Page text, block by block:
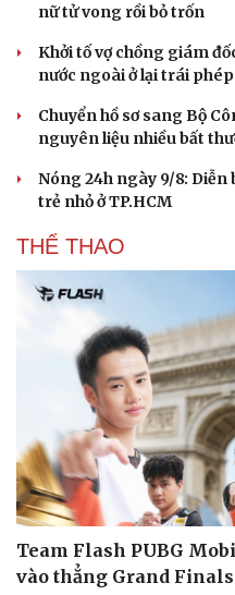
nữ tử vong rồi bỏ trốn
Khởi tố vợ chồng giám
nước ngoài ở lại trái phép
Chuyển hồ sơ sang Bộ
nguyên liệu nhiều bất
Nóng 24h ngày 9/8: Diễn
trẻ nhỏ ở TP.HCM
THỂ THAO
Team Flash PUBG
vào thẳng Grand Finals